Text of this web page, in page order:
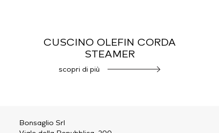
CUSCINO OLEFIN CORDA
STEAMER
scopri di più
Bonsaglio Srl